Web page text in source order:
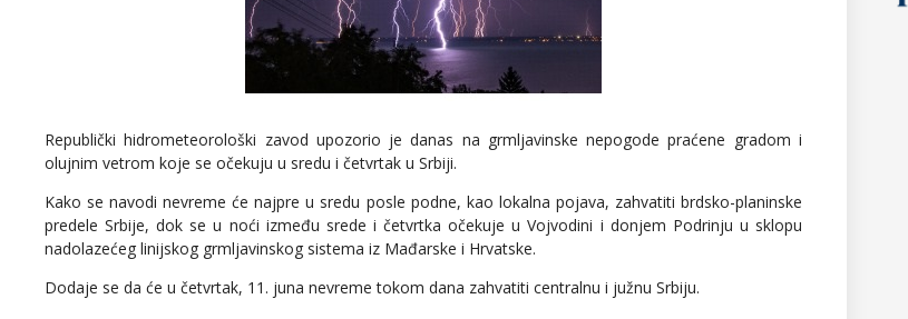
Republički hidrometeorološki zavod upozorio je danas na grmljavinske nepogode praćene gradom i
olujnim vetrom koje se očekuju u sredu i četvrtak u Srbiji.
Kako se navodi nevreme će najpre u sredu posle podne, kao lokalna pojava, zahvatiti brdsko-planinske
predele Srbije, dok se u noći između srede i četvrtka očekuje u Vojvodini i donjem Podrinju u sklopu
nadolazećeg linijskog grmljavinskog sistema iz Mađarske i Hrvatske.
Dodaje se da će u četvrtak, 11. juna nevreme tokom dana zahvatiti centralnu i južnu Srbiju.